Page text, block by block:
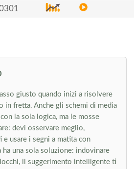
giusto quando inizi a risolvere
in fretta. Anche gli schemi di media
la sola logica, ma le mosse
devi osservare meglio,
e usare i segni a matita con
ha una sola soluzione: indovinare
il suggerimento intelligente ti